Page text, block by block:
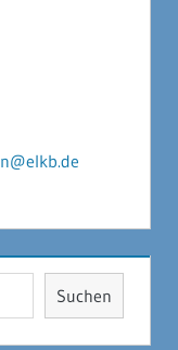
Suchen